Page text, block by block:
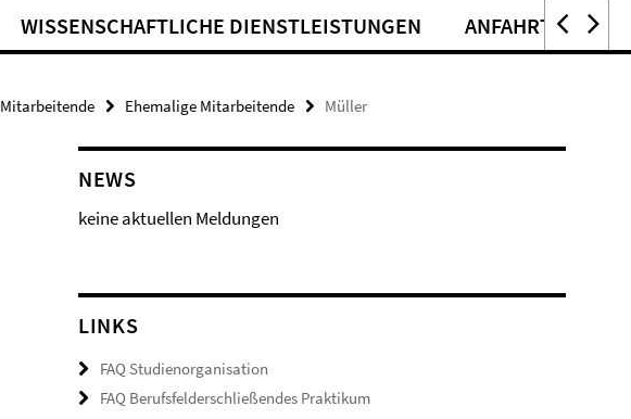
WISSENSCHAFTLICHE DIENSTLEISTUNGEN ANFAHRT
Mitarbeitende Ehemalige Mitarbeitende Müller
NEWS
keine aktuellen Meldungen
LINKS
FAQ Studienorganisation
FAQ Berufsfelderschließendes Praktikum